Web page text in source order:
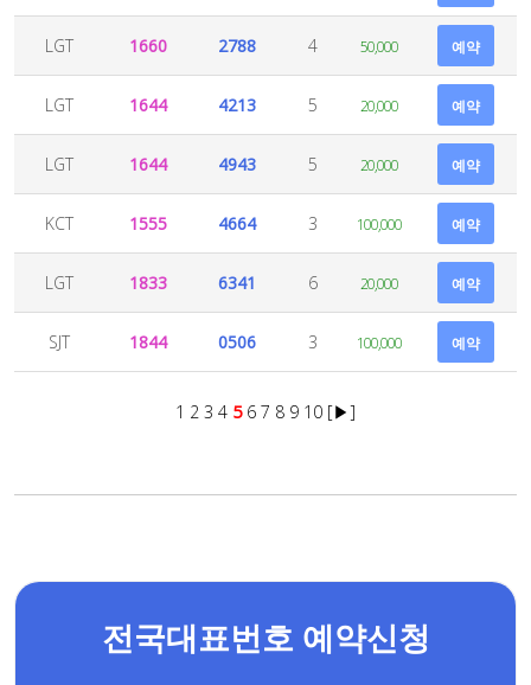
LGT 1660 2788 4 50,000 예약
LGT 1644 4213 5 20,000 예약
LGT 1644 4943 5 20,000 예약
KCT 1555 4664 3 100,000 예약
LGT 1833 6341 6 20,000 예약
SJT 1844 0506 3 100,000 예약
1 2 3 4 5 6 7 8 9 10 [▶]
전국대표번호 예약신청